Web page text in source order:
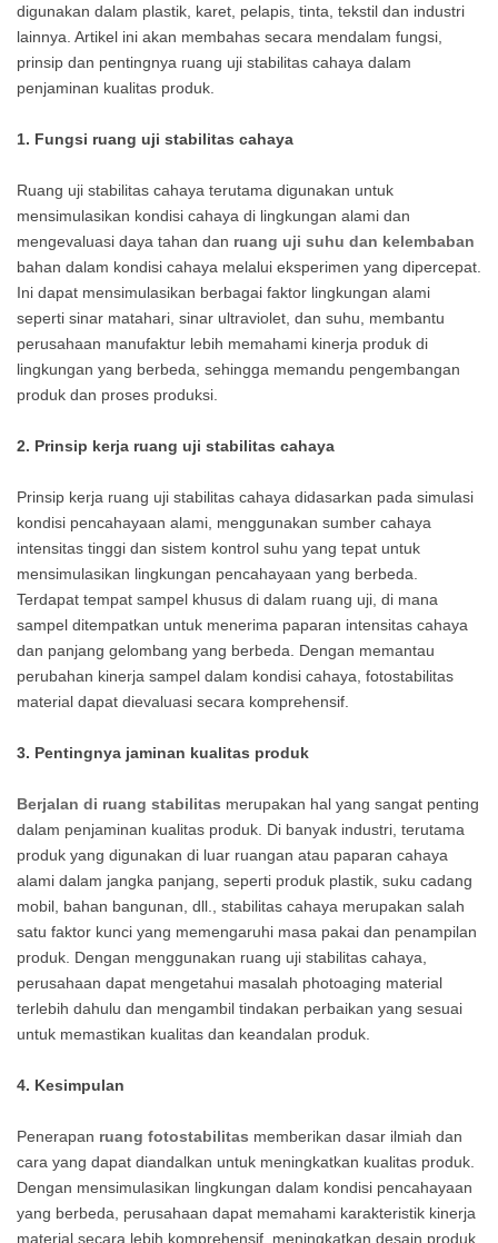
digunakan dalam plastik, karet, pelapis, tinta, tekstil dan industri
lainnya. Artikel ini akan membahas secara mendalam fungsi,
prinsip dan pentingnya ruang uji stabilitas cahaya dalam
penjaminan kualitas produk.
1. Fungsi ruang uji stabilitas cahaya
Ruang uji stabilitas cahaya terutama digunakan untuk
mensimulasikan kondisi cahaya di lingkungan alami dan
mengevaluasi daya tahan dan ruang uji suhu dan kelembaban
bahan dalam kondisi cahaya melalui eksperimen yang dipercepat.
Ini dapat mensimulasikan berbagai faktor lingkungan alami
seperti sinar matahari, sinar ultraviolet, dan suhu, membantu
perusahaan manufaktur lebih memahami kinerja produk di
lingkungan yang berbeda, sehingga memandu pengembangan
produk dan proses produksi.
2. Prinsip kerja ruang uji stabilitas cahaya
Prinsip kerja ruang uji stabilitas cahaya didasarkan pada simulasi
kondisi pencahayaan alami, menggunakan sumber cahaya
intensitas tinggi dan sistem kontrol suhu yang tepat untuk
mensimulasikan lingkungan pencahayaan yang berbeda.
Terdapat tempat sampel khusus di dalam ruang uji, di mana
sampel ditempatkan untuk menerima paparan intensitas cahaya
dan panjang gelombang yang berbeda. Dengan memantau
perubahan kinerja sampel dalam kondisi cahaya, fotostabilitas
material dapat dievaluasi secara komprehensif.
3. Pentingnya jaminan kualitas produk
Berjalan di ruang stabilitas merupakan hal yang sangat penting
dalam penjaminan kualitas produk. Di banyak industri, terutama
produk yang digunakan di luar ruangan atau paparan cahaya
alami dalam jangka panjang, seperti produk plastik, suku cadang
mobil, bahan bangunan, dll., stabilitas cahaya merupakan salah
satu faktor kunci yang memengaruhi masa pakai dan penampilan
produk. Dengan menggunakan ruang uji stabilitas cahaya,
perusahaan dapat mengetahui masalah photoaging material
terlebih dahulu dan mengambil tindakan perbaikan yang sesuai
untuk memastikan kualitas dan keandalan produk.
4. Kesimpulan
Penerapan ruang fotostabilitas memberikan dasar ilmiah dan
cara yang dapat diandalkan untuk meningkatkan kualitas produk.
Dengan mensimulasikan lingkungan dalam kondisi pencahayaan
yang berbeda, perusahaan dapat memahami karakteristik kinerja
material secara lebih komprehensif, meningkatkan desain produk